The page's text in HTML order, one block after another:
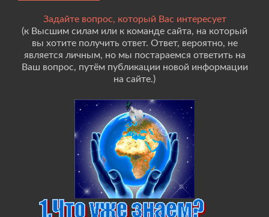
Задайте вопрос, который Вас интересует
(к Высшим силам или к команде сайта, на который
вы хотите получить ответ. Ответ, вероятно, не
является личным, но мы постараемся ответить на
Ваш вопрос, путём публикации новой информации
на сайте.)